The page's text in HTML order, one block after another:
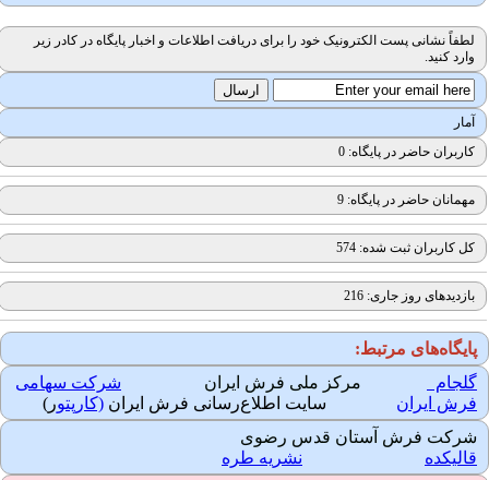
لطفاً نشانی پست الکترونیک خود را برای دریافت اطلاعات و اخبار پایگاه در کادر زیر
وارد کنید.
آمار
کاربران حاضر در پایگاه: 0
مهمانان حاضر در پایگاه: 9
کل کاربران ثبت شده: 574
بازدیدهای روز جاری: 216
پایگاه‌های مرتبط:
گلجام
مرکز ملی فرش ایران
شرکت سهامی
فرش ایران سایت اطلاع‌رسانی فرش ایران(کارپتور)
شرکت فرش آستان قدس رضوی
قالیکده
نشریه طره